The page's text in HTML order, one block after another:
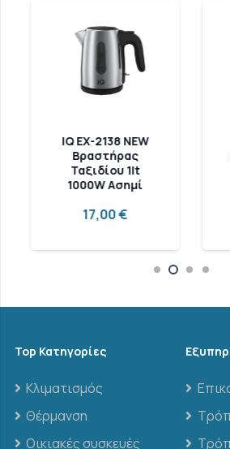
IQ EX-2138 NEW
Βραστήρας
Ταξιδίου 1lt
1000W Ασημί
17,00€
Top Κατηγορίες
Κλιματισμός
Θέρμανση
Οικιακές συσκευές